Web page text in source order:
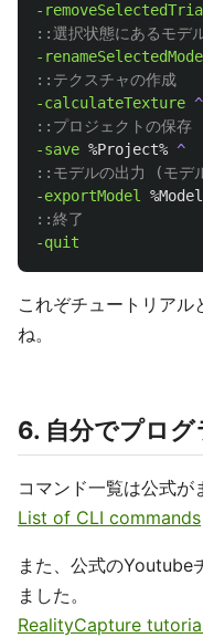
-
::選択状態にあるモデ
-
::テクスチャの作成
-calculateTexture
::プロジェクトの保
-save %Project%
::モデルの出力 (モデ
-exportModel
::終了
これぞチュートリアル
ね。
6. 自分でプロ
コマンド一覧は公式が
List of CLI commands
また、公式のYoutube
ました。
RealityCapture